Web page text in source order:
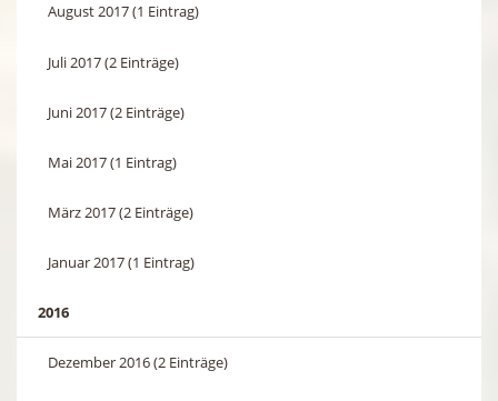
August 2017 (1 Eintrag)
Juli 2017 (2 Einträge)
Juni 2017 (2 Einträge)
Mai 2017 (1 Eintrag)
März 2017 (2 Einträge)
Januar 2017 (1 Eintrag)
2016
Dezember 2016 (2 Einträge)